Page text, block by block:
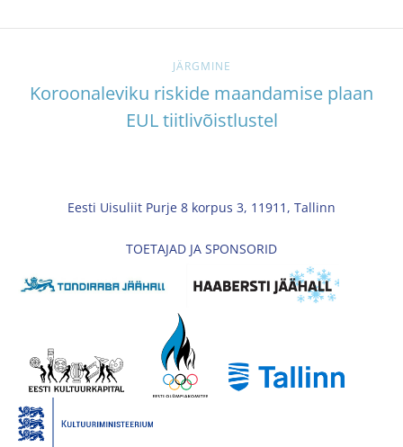
JÄRGMINE
Koroonaleviku riskide maandamise plaan
EUL tiitlivõistlustel
Eesti Uisuliit Purje 8 korpus 3, 11911, Tallinn
TOETAJAD JA SPONSORID